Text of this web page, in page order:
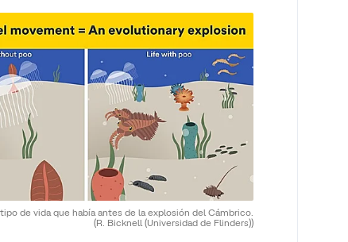
de vida que había antes de la explosión del Cámbrico.
(R. Bicknell (Universidad de Flinders))